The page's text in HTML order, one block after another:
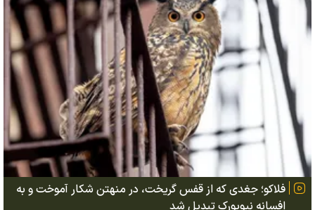
فلاکو؛ جغدی که از قفس گریخت، در منهتن شکار آموخت و به